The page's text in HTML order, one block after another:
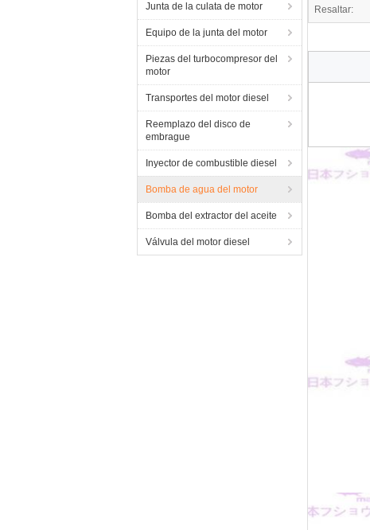
Junta de la culata de motor
Equipo de la junta del motor
Piezas del turbocompresor del
motor
Transportes del motor diesel
Reemplazo del disco de
embrague
Inyector de combustible diesel
Bomba de agua del motor
Bomba del extractor del aceite
Válvula del motor diesel
Resaltar: